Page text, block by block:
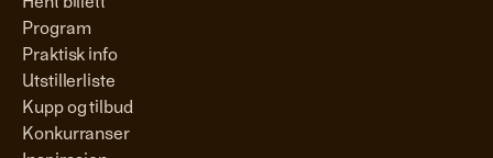
Program
Praktisk info
Utstillerliste
Kupp og tilbud
Konkurranser